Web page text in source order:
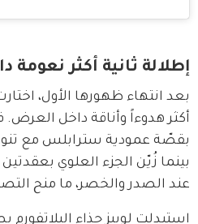
إطلالة ثانية أكثر
بعد انتهاء ظهورها الأول،
أكثر هدوءاً وأناقة داخل
بقصّة عمودية سترابلس مع
بينما زُيّن الجزء العلوي
عند الصدر والخصر، ما منح